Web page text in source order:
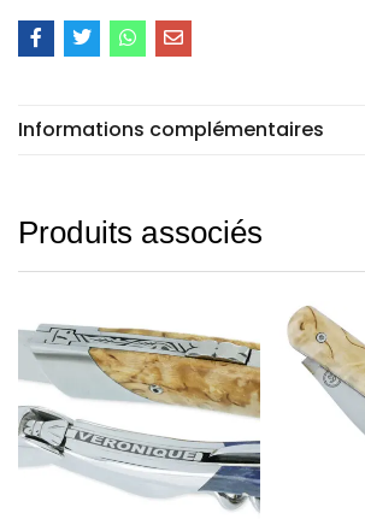
Informations complémentaires
Produits associés